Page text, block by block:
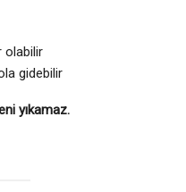
olabilir
gidebilir
yıkamaz.